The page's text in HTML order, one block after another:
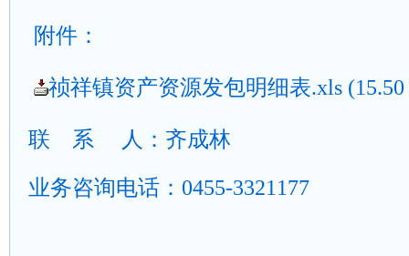
附件：
祯祥镇资产资源发包明细表.xls
联 系 人：齐成林
业务咨询电话： 0455-3321177